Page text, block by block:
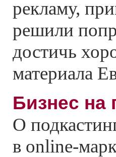
рекламу,
решили
достичь
материала
Бизнес на
О
в online-